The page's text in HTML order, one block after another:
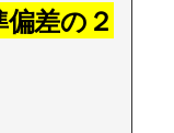
差の２